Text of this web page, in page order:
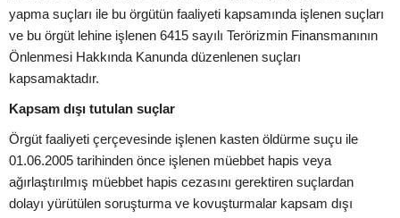
yapma suçları ile bu örgütün faaliyeti kapsamında işlenen suçları
ve bu örgüt lehine işlenen 6415 sayılı Terörizmin Finansmanının
Önlenmesi Hakkında Kanunda düzenlenen suçları
kapsamaktadır.
Kapsam dışı tutulan suçlar
Örgüt faaliyeti çerçevesinde işlenen kasten öldürme suçu ile
01.06.2005 tarihinden önce işlenen müebbet hapis veya
ağırlaştırılmış müebbet hapis cezasını gerektiren suçlardan
dolayı yürütülen soruşturma ve kovuşturmalar kapsam dışı